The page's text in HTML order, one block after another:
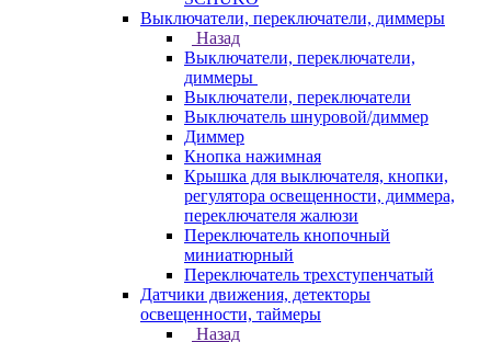
Выключатели, переключатели, диммеры
Назад
Выключатели, переключатели,
диммеры
Выключатели, переключатели
Выключатель шнуровой/диммер
Диммер
Кнопка нажимная
Крышка для выключателя, кнопки,
регулятора освещенности, диммера,
переключателя жалюзи
Переключатель кнопочный
миниатюрный
Переключатель трехступенчатый
Датчики движения, детекторы
освещенности, таймеры
Назад